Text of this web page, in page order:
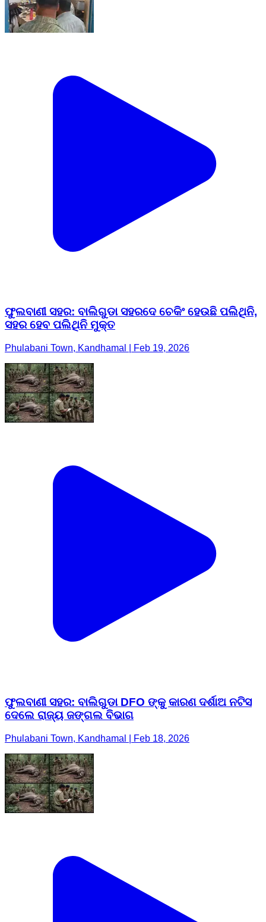
ଫୁଲବାଣୀ ସହର: ବାଲିଗୁଡା ସହରଦେ ଚେକିଂ ହେଉଛି ପଲିଥିନି,
ସହର ହେବ ପଲିଥିନି ମୁକ୍ତ
Phulabani Town, Kandhamal | Feb 19, 2026
ଫୁଲବାଣୀ ସହର: ବାଲିଗୁଡା DFO ଙ୍କୁ କାରଣ ଦର୍ଶାଅ ନଟିସ
ଦେଲେ ରାଜ୍ୟ ଜଙ୍ଗଲ ବିଭାଗ
Phulabani Town, Kandhamal | Feb 18, 2026